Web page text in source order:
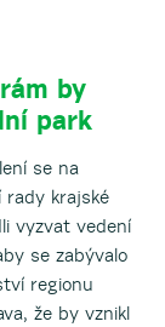
by
park
se na
rady krajské
vyzvat vedení
se zabývalo
regionu
že by vznikl